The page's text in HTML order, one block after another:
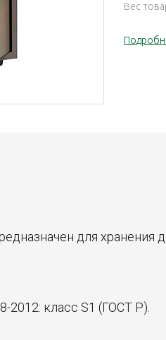
Вес
для хранения
2012: класс S1 (ГОСТ Р).